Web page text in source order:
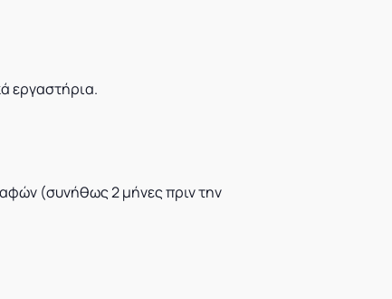
εργαστήρια.
(συνήθως 2 μήνες πριν την